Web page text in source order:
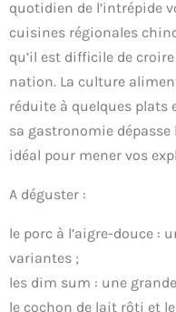
quotidien de l’intrépide
cuisines régionales
qu’il est difficile de
nation. La culture
réduite à quelques plats
sa gastronomie
idéal pour mener vos
A déguster :
le porc à l’aigre-douce :
variantes ;
les dim sum : une
le cochon de lait rôti et